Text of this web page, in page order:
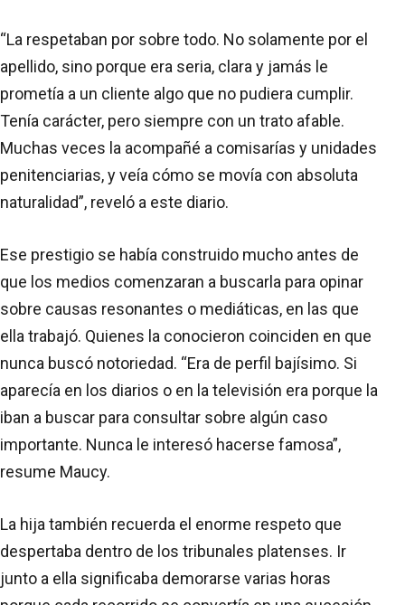
“La respetaban por sobre todo. No solamente por el
apellido, sino porque era seria, clara y jamás le
prometía a un cliente algo que no pudiera cumplir.
Tenía carácter, pero siempre con un trato afable.
Muchas veces la acompañé a comisarías y unidades
penitenciarias, y veía cómo se movía con absoluta
naturalidad”, reveló a este diario.
Ese prestigio se había construido mucho antes de
que los medios comenzaran a buscarla para opinar
sobre causas resonantes o mediáticas, en las que
ella trabajó. Quienes la conocieron coinciden en que
nunca buscó notoriedad. “Era de perfil bajísimo. Si
aparecía en los diarios o en la televisión era porque la
iban a buscar para consultar sobre algún caso
importante. Nunca le interesó hacerse famosa”,
resume Maucy.
La hija también recuerda el enorme respeto que
despertaba dentro de los tribunales platenses. Ir
junto a ella significaba demorarse varias horas